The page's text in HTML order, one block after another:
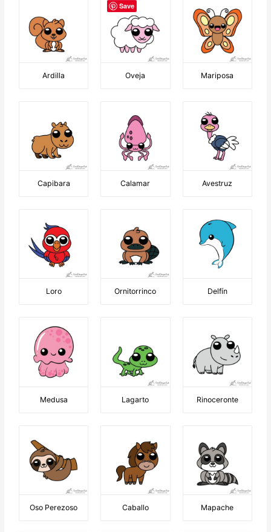
Ardilla Oveja Mariposa
Capibara Calamar Avestruz
Loro Ornitorrinco Delfín
Medusa Lagarto Rinoceronte
Oso Perezoso Caballo Mapache
Save